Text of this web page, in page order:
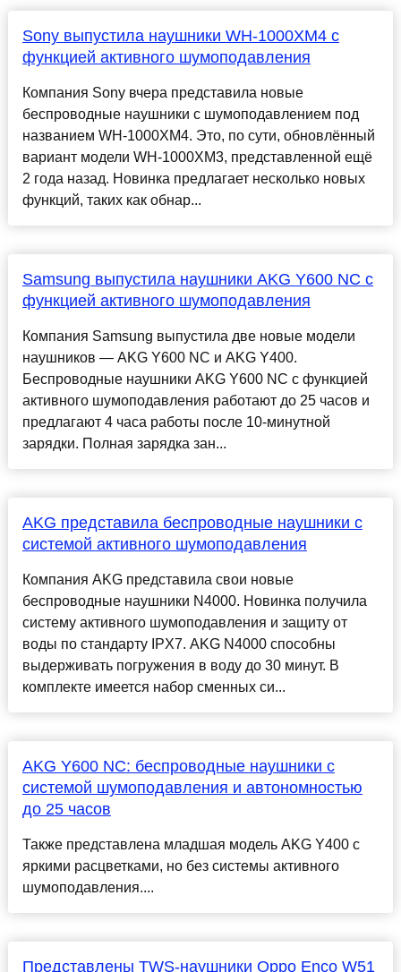
Sony выпустила наушники WH-1000XM4 с
функцией активного шумоподавления
Компания Sony вчера представила новые
беспроводные наушники с шумоподавлением под
названием WH-1000XM4. Это, по сути, обновлённый
вариант модели WH-1000XM3, представленной ещё
2 года назад. Новинка предлагает несколько новых
функций, таких как обнар...
Samsung выпустила наушники AKG Y600 NC с
функцией активного шумоподавления
Компания Samsung выпустила две новые модели
наушников — AKG Y600 NC и AKG Y400.
Беспроводные наушники AKG Y600 NC с функцией
активного шумоподавления работают до 25 часов и
предлагают 4 часа работы после 10-минутной
зарядки. Полная зарядка зан...
AKG представила беспроводные наушники с
системой активного шумоподавления
Компания AKG представила свои новые
беспроводные наушники N4000. Новинка получила
систему активного шумоподавления и защиту от
воды по стандарту IPX7. AKG N4000 способны
выдерживать погружения в воду до 30 минут. В
комплекте имеется набор сменных си...
AKG Y600 NC: беспроводные наушники с
системой шумоподавления и автономностью
до 25 часов
Также представлена младшая модель AKG Y400 с
яркими расцветками, но без системы активного
шумоподавления....
Представлены TWS-наушники Oppo Enco W51